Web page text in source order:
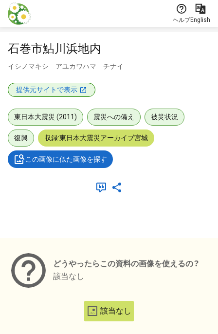
本文に飛ぶ
ヘルプEnglish
石巻市鮎川浜地内
イシノマキシ アユカワハマ チナイ
提供元サイトで表示
東日本大震災 (2011) 震災への備え 被災状況
復興 収録:東日本大震災アーカイブ宮城
この画像に似た画像を探す
どうやったらこの資料の画像を使えるの？
該当なし
該当なし